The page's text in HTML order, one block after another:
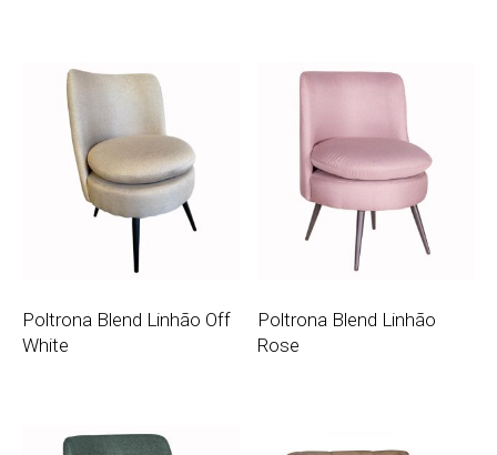
Poltrona Blend Linhão Off
White
Poltrona Blend Linhão
Rose